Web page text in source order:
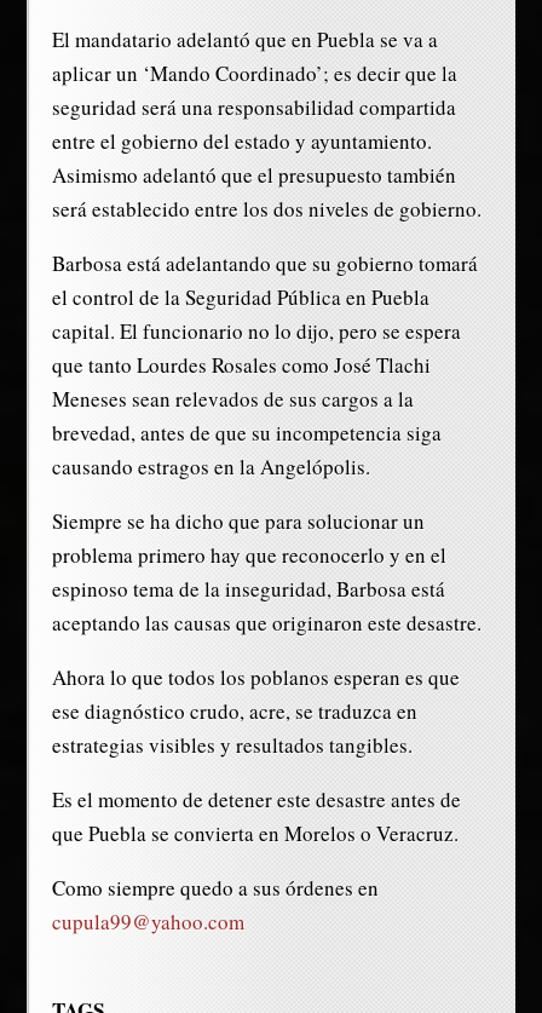
El mandatario adelantó que en Puebla se va a
aplicar un ‘Mando Coordinado’; es decir que la
seguridad será una responsabilidad compartida
entre el gobierno del estado y ayuntamiento.
Asimismo adelantó que el presupuesto también
será establecido entre los dos niveles de gobierno.
Barbosa está adelantando que su gobierno tomará
el control de la Seguridad Pública en Puebla
capital. El funcionario no lo dijo, pero se espera
que tanto Lourdes Rosales como José Tlachi
Meneses sean relevados de sus cargos a la
brevedad, antes de que su incompetencia siga
causando estragos en la Angelópolis.
Siempre se ha dicho que para solucionar un
problema primero hay que reconocerlo y en el
espinoso tema de la inseguridad, Barbosa está
aceptando las causas que originaron este desastre.
Ahora lo que todos los poblanos esperan es que
ese diagnóstico crudo, acre, se traduzca en
estrategias visibles y resultados tangibles.
Es el momento de detener este desastre antes de
que Puebla se convierta en Morelos o Veracruz.
Como siempre quedo a sus órdenes en
cupula99@yahoo.com